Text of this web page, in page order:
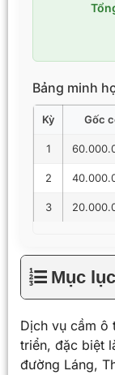
Bảng minh
Kỳ Gốc
1
2
3
Mục
Dịch vụ cầm ô
triển, đặc biệt
đường Láng,